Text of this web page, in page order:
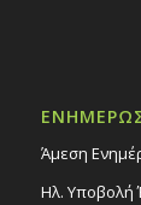
Άμεση
Ηλ. Υποβολή